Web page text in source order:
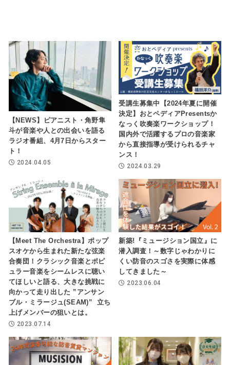
【NEWS】ピアニスト・角野隼
斗が音楽や人との出会いを語る
ラジオ番組、4月7日からスター
ト！
2024.04.05
受講生募集中【2024年夏に開催
決定】おとペディアPresentsか
なっく吹奏楽ワークショップ！
国内外で活躍するプロの音楽家
から直接指導が受けられるチャ
ンス！
2024.03.29
【Meet The Orchestra】ポップ
スオケから生まれた新たな弦楽
合奏団！クラシック音楽とポピ
ュラー音楽をシームレスに聴い
てほしいと語る、大きな挑戦に
向かって走り出した ”アンサン
ブル・ミラージュ(SEAM)” 立ち
上げメンバーの狙いとは。
2023.07.14
新築!『ミュージション国立』に
潜入調査！～数字じゃわかりに
くい防音のスゴさを実際に体感
してきました～
2023.06.04